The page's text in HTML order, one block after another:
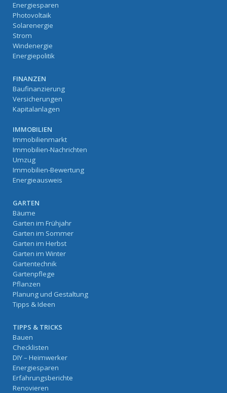
Energiesparen
Photovoltaik
Solarenergie
Strom
Windenergie
Energiepolitik
FINANZEN
Baufinanzierung
Versicherungen
Kapitalanlagen
IMMOBILIEN
Immobilienmarkt
Immobilien-Nachrichten
Umzug
Immobilien-Bewertung
Energieausweis
GARTEN
Bäume
Garten im Frühjahr
Garten im Sommer
Garten im Herbst
Garten im Winter
Gartentechnik
Gartenpflege
Pflanzen
Planung und Gestaltung
Tipps & Ideen
TIPPS & TRICKS
Bauen
Checklisten
DIY – Heimwerker
Energiesparen
Erfahrungsberichte
Renovieren